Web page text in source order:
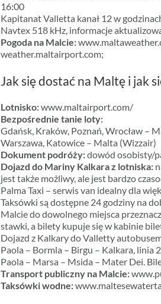
16:00
Kapitanat Valletta kanał 12 w
Navtex 518 kHz, informacje
Pogoda na Malcie:
weather.maltairport.com;
Jak się dostać na Maltę i jak
Lotnisko:www.maltairport.com/
Bezpośrednie tanie loty:
Gdańsk, Kraków, Poznań, Wrocław –
Warszawa, Katowice – Malta (Wizzair)
Dokument podróży:dowód osobisty/
Dojazd do Mariny Kalkara z lotniska:
jest także możliwy, ale jest bardzo
Palma Taxi – serwis van idealny dla
Taksówki są dostępne 24 godziny na
Malcie do dowolnego miejsca
stawki, a bilety kupuje się w kabinie
Dojazd z Kalkary do Valletty
Paola – Bormla – Birgu – Kalkara, linia
Paola – Marsa – Msida – Mater Dei.
Transport publiczny na Malcie:
Taksówki wodne: